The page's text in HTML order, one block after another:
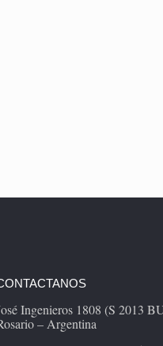
Ingenieros 1808 (S 2013
– Argentina